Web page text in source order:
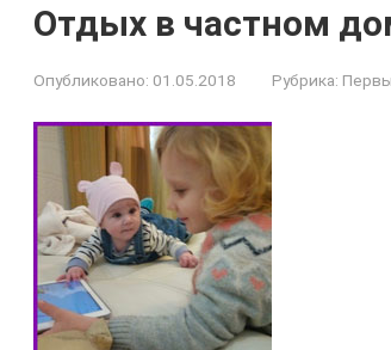
Отдых в частном
Опубликовано: 01.05.2018 Рубрика: